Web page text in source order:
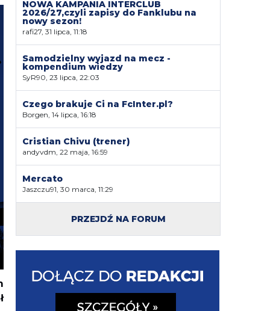
NOWA KAMPANIA INTERCLUB
2026/27,czyli zapisy do Fanklubu na
nowy sezon!
rafi27, 31 lipca, 11:18
Samodzielny wyjazd na mecz -
kompendium wiedzy
SyR90, 23 lipca, 22:03
Czego brakuje Ci na FcInter.pl?
Borgen, 14 lipca, 16:18
Cristian Chivu (trener)
andyvdm, 22 maja, 16:59
Mercato
Jaszczu91, 30 marca, 11:29
PRZEJDŹ NA FORUM